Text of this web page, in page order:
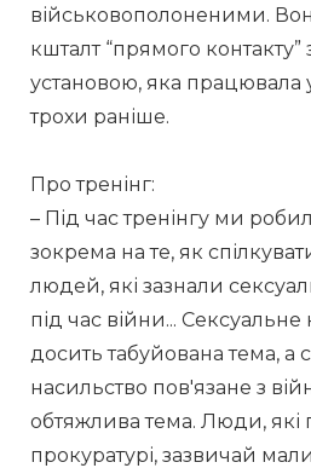
військовополоненими.
кшталт “прямого
установою, яка працювала
трохи раніше.
Про тренінг:
– Під час тренінгу ми
зокрема на те, як
людей, які зазнали
під час війни... Сексуальне
досить табуйована тема, а
насильство пов'язане з
обтяжлива тема. Люди,
прокуратурі, зазвичай